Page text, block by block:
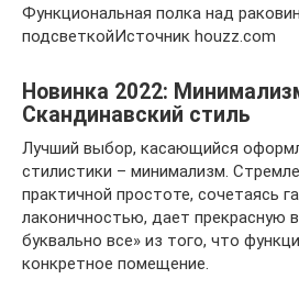
Функциональная полка над
подсветкойИсточник houzz.com
Новинка 2022:
Скандинавский стиль
Лучший выбор, касающийся
стилистики – минимализм.
практичной простоте, сочетаясь
лаконичностью, дает прекрасную
буквально все» из того, что
конкретное помещение.